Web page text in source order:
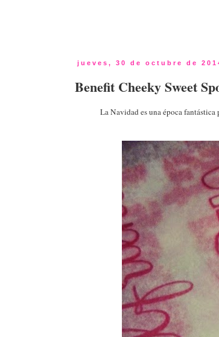
jueves, 30 de octubre de
Benefit Cheeky Sweet
La Navidad es una época